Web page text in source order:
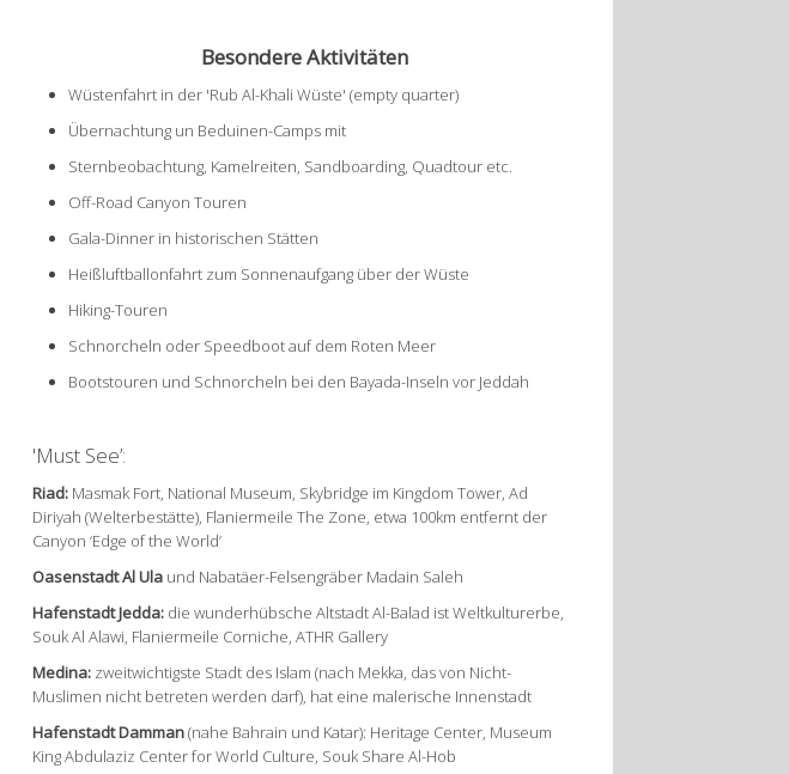
Besondere Aktivitäten
Wüstenfahrt in der 'Rub Al-Khali Wüste' (empty quarter)
Übernachtung un Beduinen-Camps mit
Sternbeobachtung, Kamelreiten, Sandboarding, Quadtour etc.
Off-Road Canyon Touren
Gala-Dinner in historischen Stätten
Heißluftballonfahrt zum Sonnenaufgang über der Wüste
Hiking-Touren
Schnorcheln oder Speedboot auf dem Roten Meer
Bootstouren und Schnorcheln bei den Bayada-Inseln vor Jeddah
'Must See’:
Riad: Masmak Fort, National Museum, Skybridge im Kingdom Tower, Ad
Diriyah (Welterbestätte), Flaniermeile The Zone, etwa 100km entfernt der
Canyon ‘Edge of the World’
Oasenstadt Al Ula und Nabatäer-Felsengräber Madain Saleh
Hafenstadt Jedda: die wunderhübsche Altstadt Al-Balad ist Weltkulturerbe,
Souk Al Alawi, Flaniermeile Corniche, ATHR Gallery
Medina: zweitwichtigste Stadt des Islam (nach Mekka, das von Nicht-
Muslimen nicht betreten werden darf), hat eine malerische Innenstadt
Hafenstadt Damman(nahe Bahrain und Katar): Heritage Center, Museum
King Abdulaziz Center for World Culture, Souk Share Al-Hob